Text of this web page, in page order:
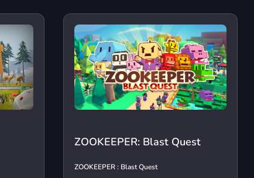
ZOOKEEPER: Blast Quest
ZOOKEEPER : Blast Quest